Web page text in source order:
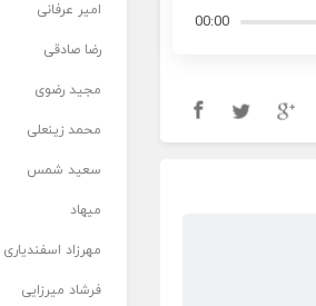
00:00
امیر عرفانی
رضا صادقی
مجید رضوی
محمد زینعلی
سعید شمس
میهاد
مهرزاد اسفندیاری
فرشاد میرزایی